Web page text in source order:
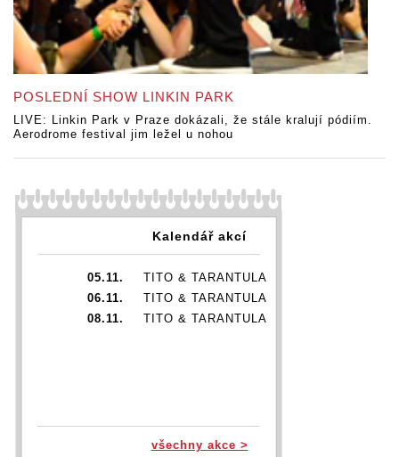
POSLEDNÍ SHOW LINKIN PARK
LIVE: Linkin Park v Praze dokázali, že stále kralují pódiím.
Aerodrome festival jim ležel u nohou
Kalendář akcí
05.11.
TITO & TARANTULA
06.11.
TITO & TARANTULA
08.11.
TITO & TARANTULA
všechny akce >